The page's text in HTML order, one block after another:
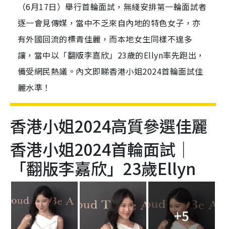
（6月17日）舉行首輪面試，無綫安排第一輪面試者
逐一會見傳媒，當中不乏來自內地的特色女子，亦
有外國回流的標青佳麗，而本地女生同樣不遑多
讓，當中以「翻版李嘉欣」23歲的Ellyn率先跑出，
備受網民熱議。內文即睇香港小姐2024首輪面試佳
麗水準！
香港小姐2024高質參選佳麗
香港小姐2024首輪面試｜
「翻版李嘉欣」23歲Ellyn
+5